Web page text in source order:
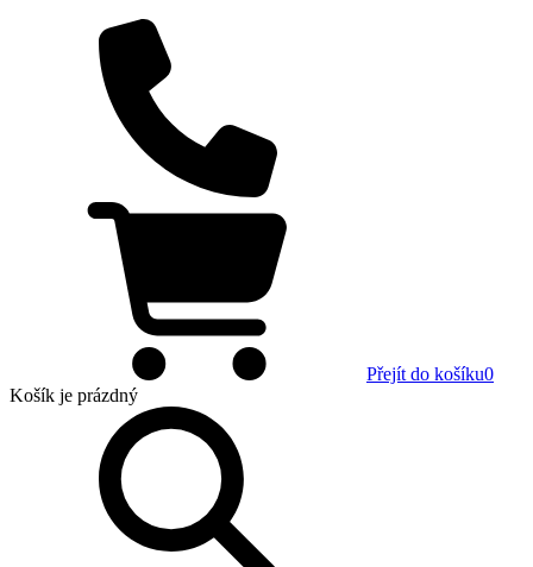
Přejít do košíku0
Košík je prázdný